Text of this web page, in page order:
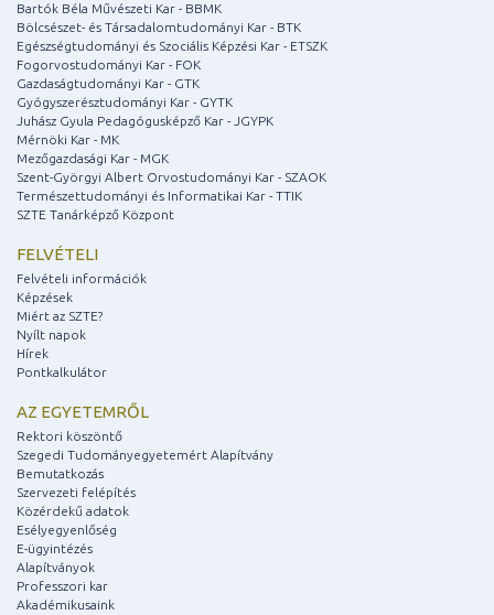
Bartók Béla Művészeti Kar - BBMK
Bölcsészet- és Társadalomtudományi Kar - BTK
Egészségtudományi és Szociális Képzési Kar - ETSZK
Fogorvostudományi Kar - FOK
Gazdaságtudományi Kar - GTK
Gyógyszerésztudományi Kar - GYTK
Juhász Gyula Pedagógusképző Kar - JGYPK
Mérnöki Kar - MK
Mezőgazdasági Kar - MGK
Szent-Györgyi Albert Orvostudományi Kar - SZAOK
Természettudományi és Informatikai Kar - TTIK
SZTE Tanárképző Központ
FELVÉTELI
Felvételi információk
Képzések
Miért az SZTE?
Nyílt napok
Hírek
Pontkalkulátor
AZ EGYETEMRŐL
Rektori köszöntő
Szegedi Tudományegyetemért Alapítvány
Bemutatkozás
Szervezeti felépítés
Közérdekű adatok
Esélyegyenlőség
E-ügyintézés
Alapítványok
Professzori kar
Akadémikusaink